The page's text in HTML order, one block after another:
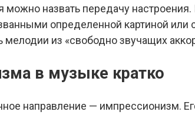
назвать передачу
определенной картиной или
из «свободно звучащих
в музыке кратко
направление — импрессионизм.